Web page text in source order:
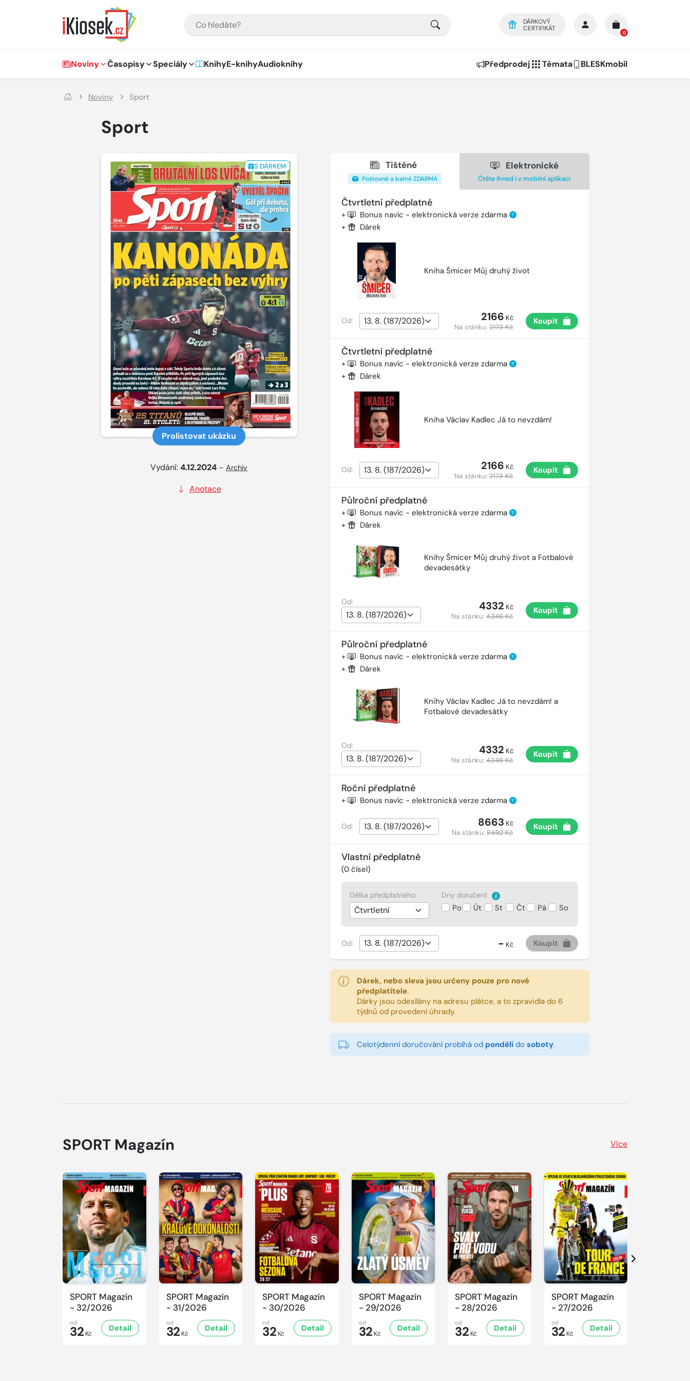
DÁRKOVÝ
CERTIFIKÁT
0
Hlavní navigace
Noviny Časopisy Speciály KnihyE-knihyAudioknihy Předprodej Témata BLESKmobil
Noviny Sport
Sport
S DÁRKEM
Prolistovat ukázku
Vydání:4.12.2024 –Archiv
Anotace
Tištěné
Poštovné a balné ZDARMA
Elektronické
Čtěte ihned i v mobilní aplikaci
Čtvrtletní předplatné
+ Bonus navíc - elektronická verze zdarma ?
+ Dárek
Kniha Šmicer Můj druhý život
Od: 2166 Kč
Na stánku:2173 Kč
Koupit
Čtvrtletní předplatné
+ Bonus navíc - elektronická verze zdarma ?
+ Dárek
Kniha Václav Kadlec Já to nevzdám!
Od: 2166 Kč
Na stánku:2173 Kč
Koupit
Půlroční předplatné
+ Bonus navíc - elektronická verze zdarma ?
+ Dárek
Knihy Šmicer Můj druhý život a Fotbalové
devadesátky
Od: 4332 Kč
Na stánku:4346 Kč
Koupit
Půlroční předplatné
+ Bonus navíc - elektronická verze zdarma ?
+ Dárek
Knihy Václav Kadlec Já to nevzdám! a
Fotbalové devadesátky
Od: 4332 Kč
Na stánku:4346 Kč
Koupit
Roční předplatné
+ Bonus navíc - elektronická verze zdarma ?
Od: 8663 Kč
Na stánku:8692 Kč
Koupit
Vlastní předplatné
(0čísel)
Délka předplatného: Dny doručení:
Po Út St Čt Pá So
Od: - Kč Koupit
Dárek, nebo sleva jsou určeny pouze pro nové
předplatitele.
Dárky jsou odesílány na adresu plátce, a to zpravidla do 6
týdnů od provedení úhrady.
Celotýdenní doručování probíhá od pondělído soboty.
SPORT Magazín Více
SPORT Magazín
- 32/2026
od
32 Kč
Detail
SPORT Magazín
- 31/2026
od
32 Kč
Detail
SPORT Magazín
- 30/2026
od
32 Kč
Detail
SPORT Magazín
- 29/2026
od
32 Kč
Detail
SPORT Magazín
- 28/2026
od
32 Kč
Detail
SPORT Magazín
- 27/2026
od
32 Kč
Detail
Další